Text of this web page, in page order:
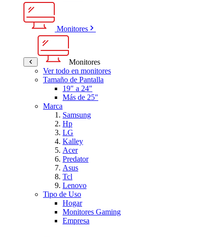
Monitores
Monitores
Ver todo en monitores
Tamaño de Pantalla
19" a 24"
Más de 25"
Marca
Samsung
Hp
LG
Kalley
Acer
Predator
Asus
Tcl
Lenovo
Tipo de Uso
Hogar
Monitores Gaming
Empresa